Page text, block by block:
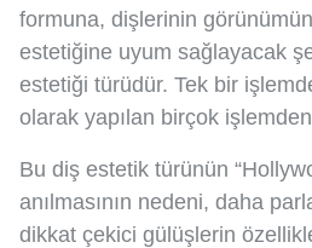
formuna, dişlerinin
estetiğine uyum sağlayacak
estetiği türüdür. Tek bir
olarak yapılan birçok
Bu diş estetik türünün
anılmasının nedeni, daha
dikkat çekici gülüşlerin